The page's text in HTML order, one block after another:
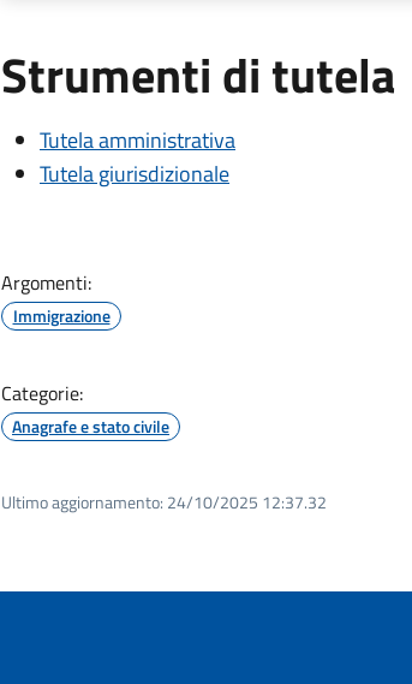
Strumenti di tutela
Tutela amministrativa
Tutela giurisdizionale
Argomenti:
Immigrazione
Categorie:
Anagrafe e stato civile
Ultimo aggiornamento: 24/10/2025 12:37.32